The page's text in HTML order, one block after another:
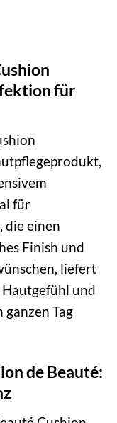
für
für
die einen
Finish und
liefert
und
ganzen Tag
de Beauté: